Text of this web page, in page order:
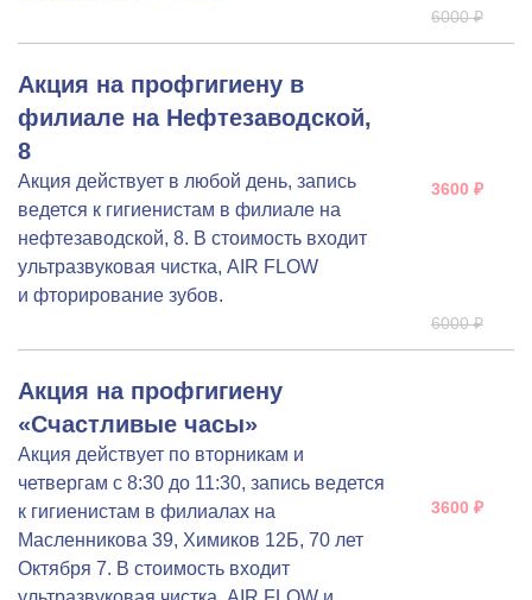
6000 ₽
Акция на профгигиену в
филиале на Нефтезаводской,
8
Акция действует в любой день, запись
ведется к гигиенистам в филиале на
нефтезаводской, 8. В стоимость входит
ультразвуковая чистка, AIR FLOW
и фторирование зубов.
3600 ₽
6000 ₽
Акция на профгигиену
«Счастливые часы»
Акция действует по вторникам и
четвергам с 8:30 до 11:30, запись ведется
к гигиенистам в филиалах на
Масленникова 39, Химиков 12Б, 70 лет
Октября 7. В стоимость входит
3600 ₽